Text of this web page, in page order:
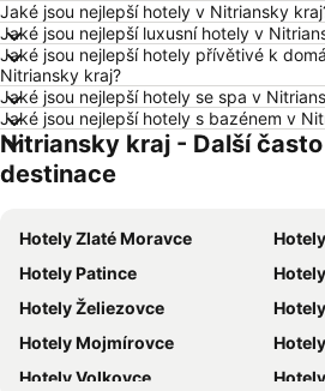
Hotely Bratislava
Hotely Třeboň
Hotely Amsterdam
Hotely Lignano Sabbiadoro
Hotely Šumava
Hotely Kréta
Hotely Korfu
Jaké jsou nejlepší hotely v Nitriansky
Jaké jsou nejlepší luxusní hotely v
Jaké jsou nejlepší hotely přívětivé k
Nitriansky kraj?
Jaké jsou nejlepší hotely se spa v
Jaké jsou nejlepší hotely s bazénem v
Nitriansky kraj - Další
destinace
Hotely Zlaté Moravce
Hotely Patince
Hotely Želiezovce
Hotely Mojmírovce
Hotely Volkovce